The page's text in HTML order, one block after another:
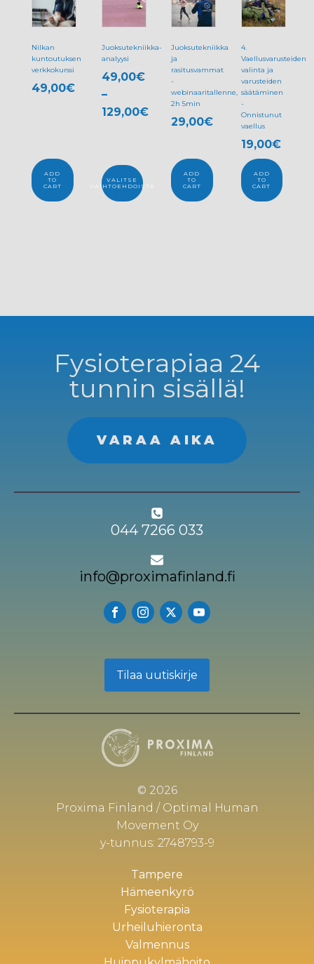
Nilkan
kuntoutuksen
verkkokurssi
49,00€
ADD
TO
CART
Juoksutekniikka-
analyysi
49,00€
–
129,00€
Hintaluokka:
129,00€
VALITSE
VAIHTOEHDOISTA
tuotteella
on
useampi
muunnelma.
Voit
tehdä
valinnat
Juoksutekniikka
ja
rasitusvammat
-
webinaaritallenne,
2h 5min
29,00€
ADD
TO
CART
4.
Vaellusvarusteiden
valinta ja
varusteiden
säätäminen
-
Onnistunut
vaellus
19,00€
ADD
TO
CART
Fysioterapiaa 24
tunnin sisällä!
VARAA AIKA
044 7266 033
info@proximafinland.fi
Tilaa uutiskirje
© 2026
Proxima Finland / Optimal Human
Movement Oy
y-tunnus: 2748793-9
Tampere
Hämeenkyrö
Fysioterapia
Urheiluhieronta
Valmennus